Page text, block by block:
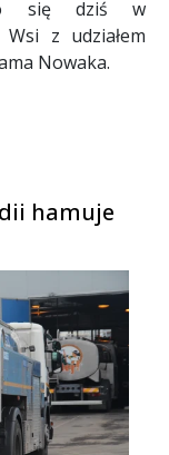
się dziś w
z udziałem
Nowaka.
hamuje